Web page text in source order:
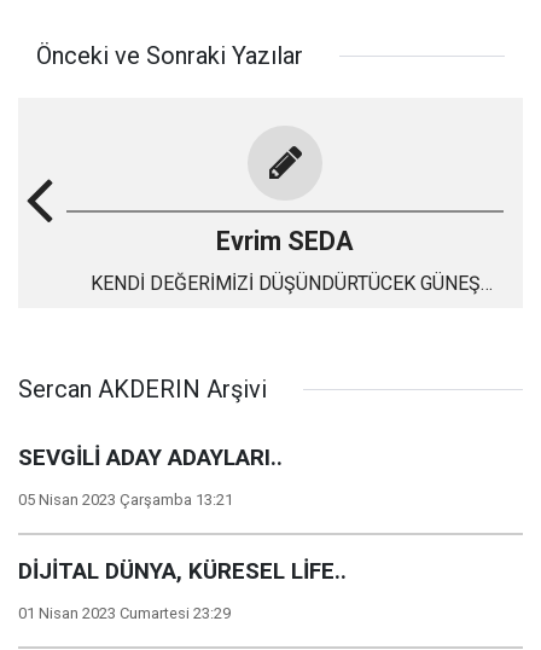
Önceki ve Sonraki Yazılar
Evrim SEDA
KENDİ DEĞERİMİZİ DÜŞÜNDÜRTÜCEK GÜNEŞ
Sercan AKDERIN Arşivi
SEVGİLİ ADAY ADAYLARI..
05 Nisan 2023 Çarşamba 13:21
DİJİTAL DÜNYA, KÜRESEL LİFE..
01 Nisan 2023 Cumartesi 23:29